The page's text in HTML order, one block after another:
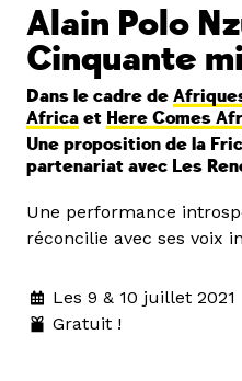
Alain Polo
Cinquante
Dans le cadre de
Africa et Here Comes
Une proposition de la
partenariat avec Les
Une performance
réconcilie avec ses voix
Les 9 & 10 juillet 2021
Gratuit !